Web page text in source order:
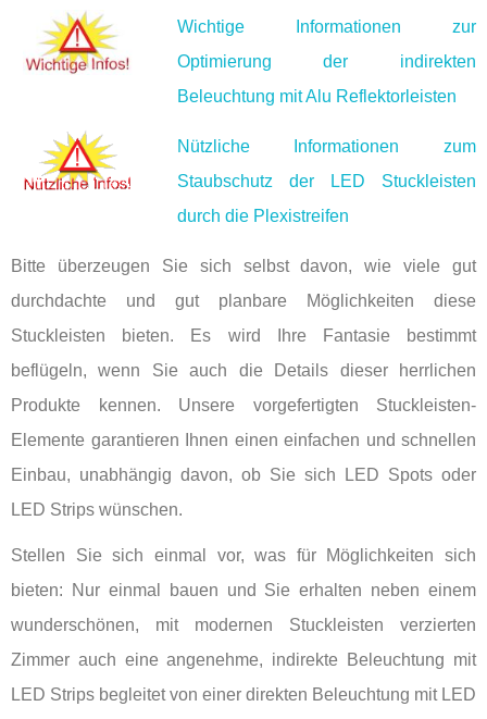
Wichtige Informationen zur
Optimierung der indirekten
Beleuchtung mit Alu Reflektorleisten
Nützliche Informationen zum
Staubschutz der LED Stuckleisten
durch die Plexistreifen
Bitte überzeugen Sie sich selbst davon, wie viele gut
durchdachte und gut planbare Möglichkeiten diese
Stuckleisten bieten. Es wird Ihre Fantasie bestimmt
beflügeln, wenn Sie auch die Details dieser herrlichen
Produkte kennen. Unsere vorgefertigten Stuckleisten-
Elemente garantieren Ihnen einen einfachen und schnellen
Einbau, unabhängig davon, ob Sie sich LED Spots oder
LED Strips wünschen.
Stellen Sie sich einmal vor, was für Möglichkeiten sich
bieten: Nur einmal bauen und Sie erhalten neben einem
wunderschönen, mit modernen Stuckleisten verzierten
Zimmer auch eine angenehme, indirekte Beleuchtung mit
LED Strips begleitet von einer direkten Beleuchtung mit LED